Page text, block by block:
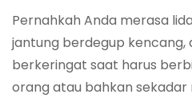
Pernahkah Anda merasa
jantung berdegup
berkeringat saat harus
orang atau bahkan